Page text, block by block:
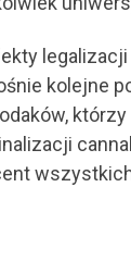
kolejne